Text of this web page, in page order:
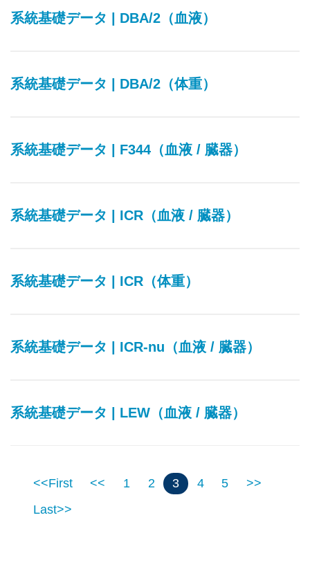
系統基礎データ | DBA/2（血液）
系統基礎データ | DBA/2（体重）
系統基礎データ | F344（血液 / 臓器）
系統基礎データ | ICR（血液 / 臓器）
系統基礎データ | ICR（体重）
系統基礎データ | ICR-nu（血液 / 臓器）
系統基礎データ | LEW（血液 / 臓器）
<<First << 1 2 3 4 5
>>
Last>>